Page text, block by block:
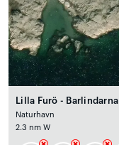
Lilla Furö - Barlindarna
Naturhavn
2.3 nm W